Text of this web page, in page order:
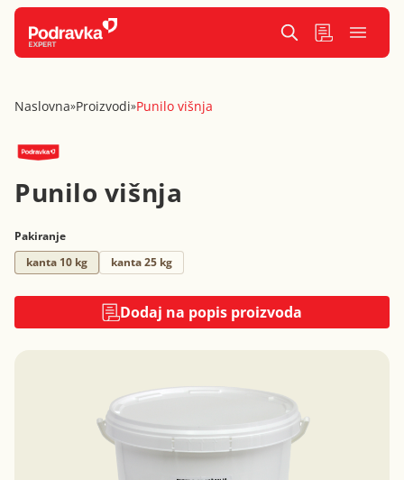
Naslovna»Proizvodi»Punilo višnja
Punilo višnja
Pakiranje
kanta 10 kg
kanta 25 kg
Dodaj na popis proizvoda